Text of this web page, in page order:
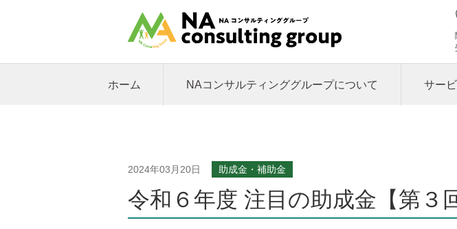
ホーム NAコンサルティンググループについて サー
2024年03月20日 助成金・補助金
令和６年度 注目の助成金【第３